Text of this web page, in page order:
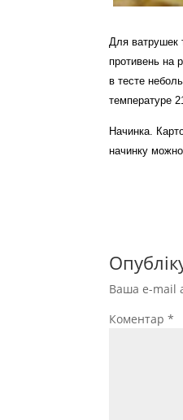
Для ватрушек
противень на
в тесте
температуре
Начинка.
начинку
Ваша e-mail
Коментар*